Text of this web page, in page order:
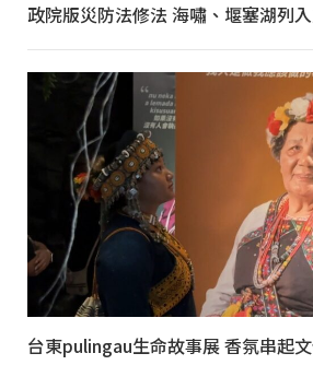
政院版災防法修法 海嘯、堰塞湖列
台東pulingau生命故事展 香氛串起